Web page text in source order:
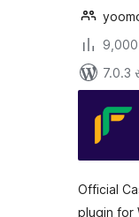
7.0.3
Official
plugin for